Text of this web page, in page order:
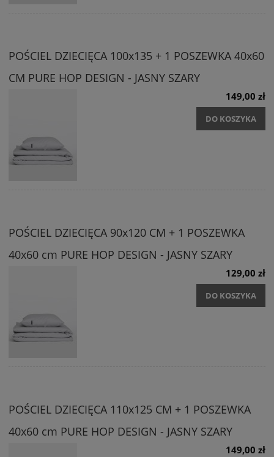
POŚCIEL DZIECIĘCA 100x135 + 1 POSZEWKA 40x60
CM PURE HOP DESIGN - JASNY SZARY
149,00 zł
DO KOSZYKA
POŚCIEL DZIECIĘCA 90x120 CM + 1 POSZEWKA
40x60 cm PURE HOP DESIGN - JASNY SZARY
129,00 zł
DO KOSZYKA
POŚCIEL DZIECIĘCA 110x125 CM + 1 POSZEWKA
40x60 cm PURE HOP DESIGN - JASNY SZARY
149,00 zł